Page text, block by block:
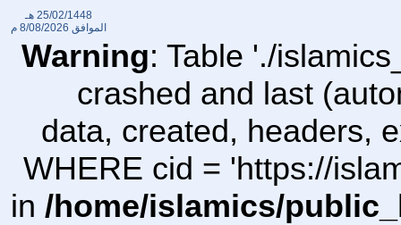
Warning: Table './
crashed and last
data, created, headers,
WHERE cid = 'https://
in /home/islamics/
25/02/1448 هـ
الموافق 8/08/2026 م